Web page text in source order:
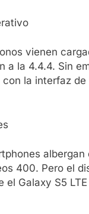
vienen
a la 4.4.4. Sin
con la interfaz
400. Pero el
el Galaxy S5